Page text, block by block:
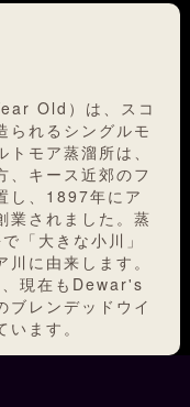
Old）は、スコ
られるシングルモ
モア蒸溜所は、
、キース近郊のフ
し、1897年にア
業されました。蒸
「大きな小川」
に由来します。
現在もDewar's
レンデッドウイ
ます。